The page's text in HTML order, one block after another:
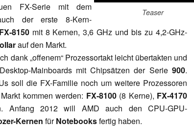
Teaser
FX-Serie mit dem
der erste 8-Kern-
FX-8150mit 8 Kernen, 3,6 GHz und bis zu 4,2-GHz-
auf den Markt.
dank „offenem“ Prozessortakt leicht übertakten und
Mainboards mit Chipsätzen der Serie900.
soll die FX-Familie noch um weitere Prozessoren
kommen werden: FX-8100(8 Kerne), FX-4170
Anfang 2012 will AMD auch den CPU-GPU-
Kernen fürNotebooksfertig haben.